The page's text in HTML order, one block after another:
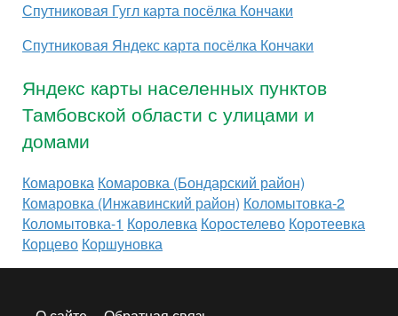
Спутниковая Гугл карта посёлка Кончаки
Спутниковая Яндекс карта посёлка Кончаки
Яндекс карты населенных пунктов
Тамбовской области с улицами и
домами
Комаровка Комаровка (Бондарский район)
Комаровка (Инжавинский район) Коломытовка-2
Коломытовка-1 Королевка Коростелево Коротеевка
Корцево Коршуновка